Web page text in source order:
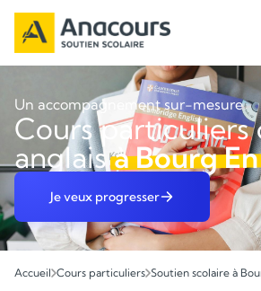
Un accompagnement sur-mesure
Cours particuliers
anglaisà Bourg
Je veux progresser
Accueil Cours particuliers Soutien scolaire à